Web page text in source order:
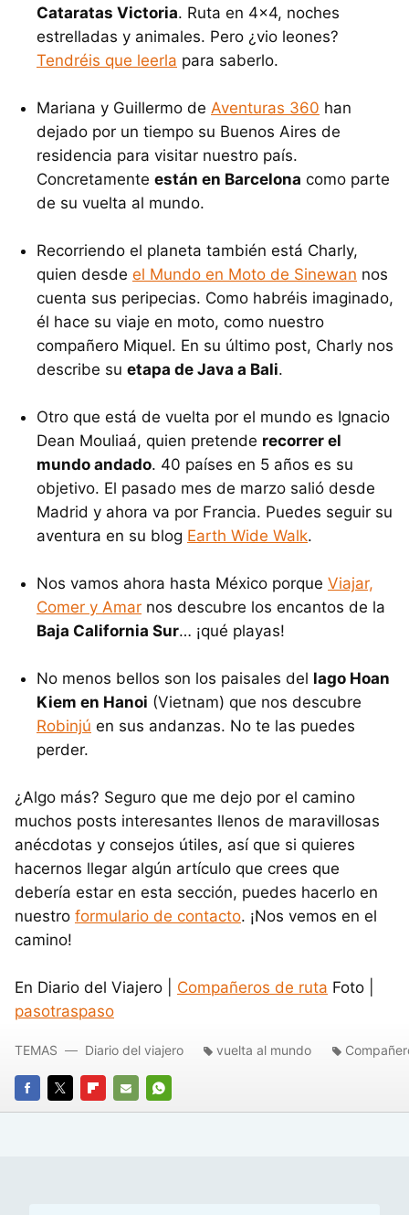
Cataratas Victoria. Ruta en 4x4, noches
estrelladas y animales. Pero ¿vio leones?
Tendréis que leerla para saberlo.
Mariana y Guillermo de Aventuras 360 han
dejado por un tiempo su Buenos Aires de
residencia para visitar nuestro país.
Concretamente están en Barcelona como parte
de su vuelta al mundo.
Recorriendo el planeta también está Charly,
quien desde el Mundo en Moto de Sinewan nos
cuenta sus peripecias. Como habréis imaginado,
él hace su viaje en moto, como nuestro
compañero Miquel. En su último post, Charly nos
describe su etapa de Java a Bali.
Otro que está de vuelta por el mundo es Ignacio
Dean Mouliaá, quien pretende recorrer el
mundo andado. 40 países en 5 años es su
objetivo. El pasado mes de marzo salió desde
Madrid y ahora va por Francia. Puedes seguir su
aventura en su blog Earth Wide Walk.
Nos vamos ahora hasta México porque Viajar,
Comer y Amar nos descubre los encantos de la
Baja California Sur… ¡qué playas!
No menos bellos son los paisales del lago Hoan
Kiem en Hanoi (Vietnam) que nos descubre
Robinjú en sus andanzas. No te las puedes
perder.
¿Algo más? Seguro que me dejo por el camino
muchos posts interesantes llenos de maravillosas
anécdotas y consejos útiles, así que si quieres
hacernos llegar algún artículo que crees que
debería estar en esta sección, puedes hacerlo en
nuestro formulario de contacto. ¡Nos vemos en el
camino!
En Diario del Viajero | Compañeros de ruta Foto |
pasotraspaso
FACEBOOK
TWITTERFLIPBOARD
E-
WHATSAPP
TEMAS Diario del viajero vuelta al mundo